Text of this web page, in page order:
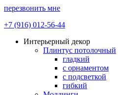
перезвонить мне
+7 (916) 012-56-44
Интерьерный декор
Плинтус потолочный
гладкий
с орнаментом
с подсветкой
гибкий